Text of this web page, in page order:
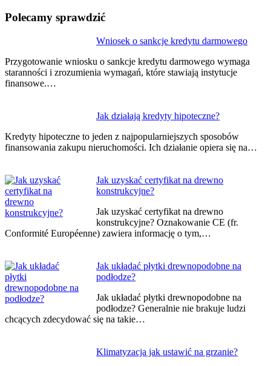
Polecamy sprawdzić
Wniosek o sankcje kredytu darmowego
Przygotowanie wniosku o sankcje kredytu darmowego wymaga
staranności i zrozumienia wymagań, które stawiają instytucje
finansowe.…
Jak działają kredyty hipoteczne?
Kredyty hipoteczne to jeden z najpopularniejszych sposobów
finansowania zakupu nieruchomości. Ich działanie opiera się na…
Jak uzyskać certyfikat na drewno
konstrukcyjne?
Jak uzyskać certyfikat na drewno
konstrukcyjne? Oznakowanie CE (fr.
Conformité Européenne) zawiera informację o tym,…
Jak układać płytki drewnopodobne na
podłodze?
Jak układać płytki drewnopodobne na
podłodze? Generalnie nie brakuje ludzi
chcących zdecydować się na takie…
Klimatyzacja jak ustawić na grzanie?
wpisu